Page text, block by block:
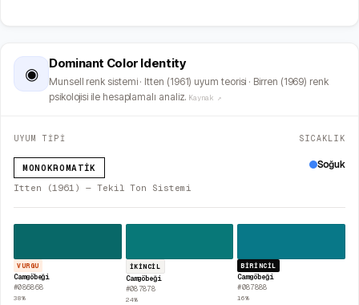
◉
Dominant Color Identity
Munsell renk sistemi · Itten (1961) uyum teorisi · Birren (1969) renk
psikolojisi ile hesaplamalı analiz. Kaynak ↗
UYUM TİPİ
MONOKROMATIK
Itten (1961) — Tekil Ton Sistemi
SICAKLIK
Soğuk
VURGU
Camgöbeği
#086868
38%
İKINCIL
Camgöbeği
#087878
24%
BIRINCIL
Camgöbeği
#087888
16%